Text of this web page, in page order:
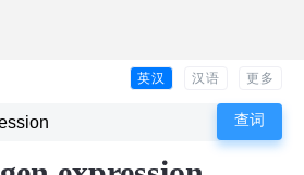
英汉 汉语 更多